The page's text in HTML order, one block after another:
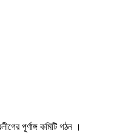
পূর্ণাঙ্গ কমিটি গঠন ।